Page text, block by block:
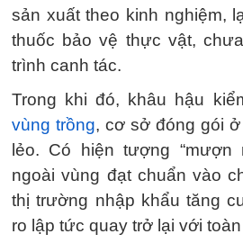
sản xuất theo kinh nghiệm,
thuốc bảo vệ thực vật,
trình canh tác.
Trong khi đó, khâu hậu
vùng trồng, cơ sở đóng gói
lẻo. Có hiện tượng “mượn
ngoài vùng đạt chuẩn vào
thị trường nhập khẩu tăng
ro lập tức quay trở lại với